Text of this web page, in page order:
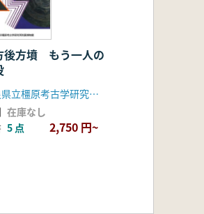
後方墳 もう一人の
奈良県立橿原考古学研究所附属博物館
在庫なし
5 点 2,750 円~